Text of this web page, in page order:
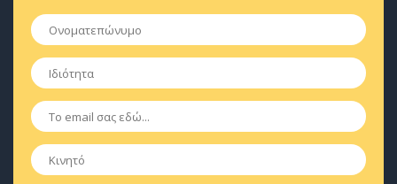
Ονοματεπώνυμο
Ιδιότητα
Email
Κινητό